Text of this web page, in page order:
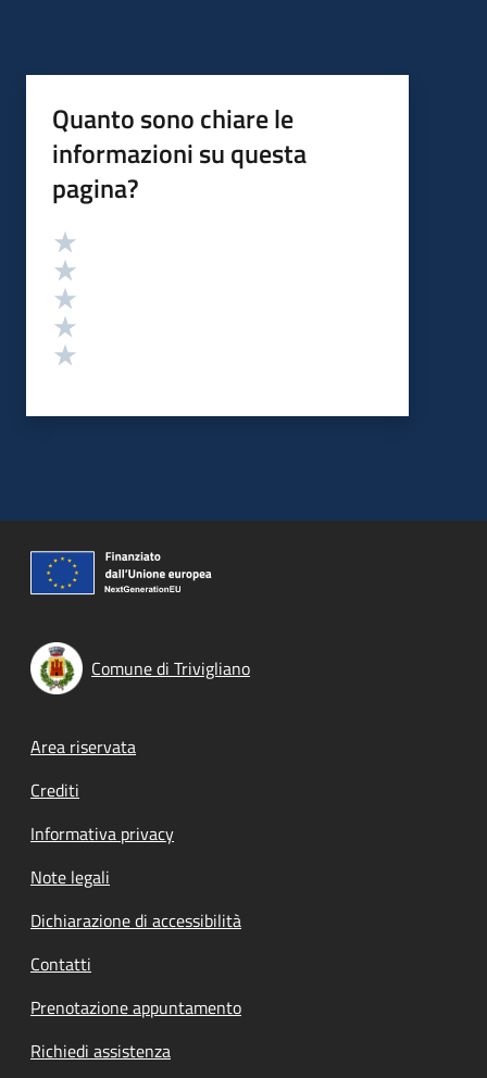
Quanto sono chiare le
informazioni su questa
pagina?
Valutazione
Comune di Trivigliano
Footer menu
Area riservata
Crediti
Informativa privacy
Note legali
Dichiarazione di accessibilità
Contatti
Prenotazione appuntamento
Richiedi assistenza